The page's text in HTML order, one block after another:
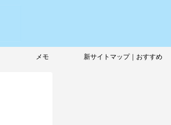
メモ 新サイトマップ｜おすすめ